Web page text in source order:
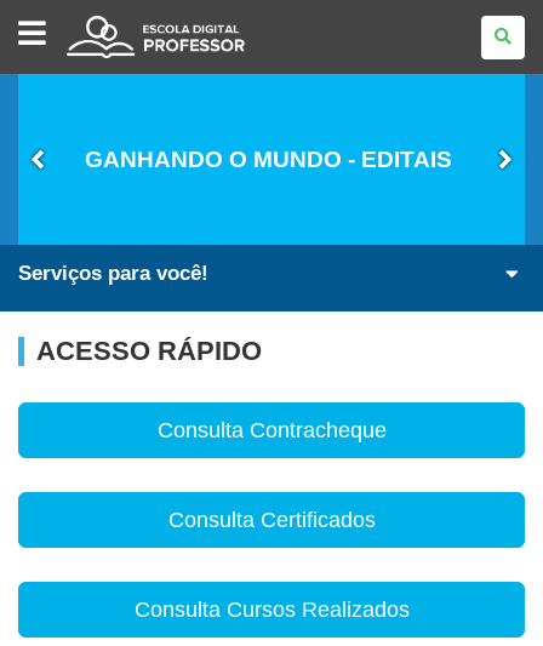
ESCOLA
DIGITAL
-
PROFESSOR
GANHANDO O MUNDO - EDITAIS
Serviços para você!
ACESSO RÁPIDO
Consulta Contracheque
Consulta Certificados
Consulta Cursos Realizados